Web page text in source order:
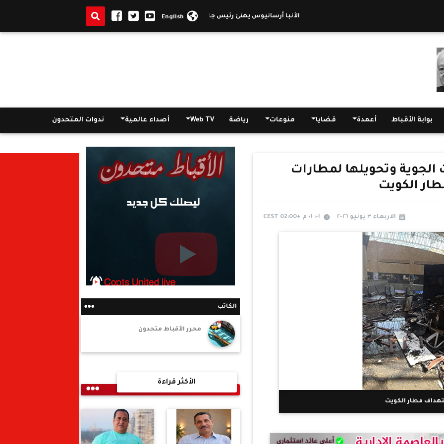
الأنبا أرسانيوس يهنئ رئيس جامعة الوادى الجديد بعيد الأضحى ويشيد بالدور العلمي والوطني للجامعة
English
بوابة الأقباط أعمدة قضايا منوعات رياضة Web TV أصداء عالمية ندوات المتحدون
الجوية وتحويلها لمطارات
الكويت
الاربعاء ٣ يونيو ٢٠٢٦ ٠١: ٠١ م +02:00 CEST
مطار الكويت
الكاتب
محرر الأقباط متحدون
الأكثر قراءة